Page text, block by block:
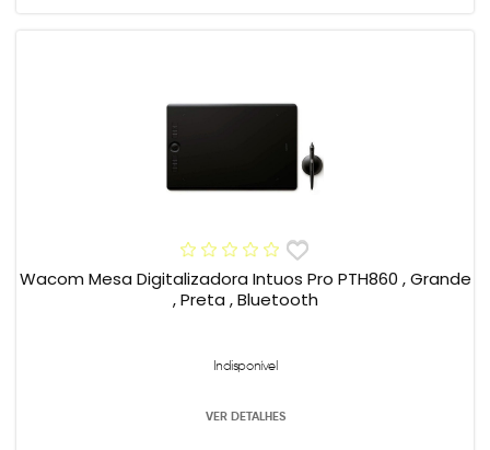
Wacom Mesa Digitalizadora Intuos Pro PTH860 , Grande
, Preta , Bluetooth
Indisponível
VER DETALHES